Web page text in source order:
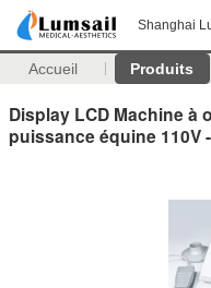
Shanghai
Accueil Produits
Display LCD Machine à
puissance équine 110V